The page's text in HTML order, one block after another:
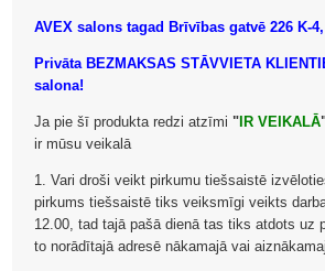
AVEX salons tagad Brīvības gatvē 226 K-
Privāta BEZMAKSAS STĀVVIETA
salona!
Ja pie šī produkta redzi atzīmi " IR VEIKALĀ
ir mūsu veikalā
1. Vari droši veikt pirkumu tiešsaistē
pirkums tiešsaistē tiks veiksmīgi veikts
12.00, tad tajā pašā dienā tas tiks atdots uz
to norādītajā adresē nākamajā vai